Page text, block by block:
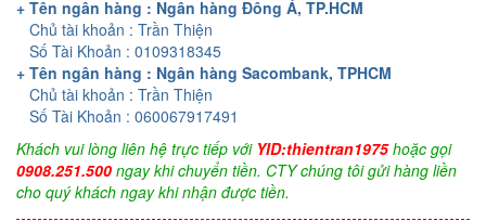
+ Tên ngân hàng : Ngân hàng Đông Á, TP.HCM
Chủ tài khoản : Trần Thiện
Số Tài Khoản : 0109318345
+ Tên ngân hàng : Ngân hàng Sacombank, TPHCM
Chủ tài khoản : Trần Thiện
Số Tài Khoản : 060067917491
Khách vui lòng liên hệ trực tiếp với YID:thientran1975hoặc gọi
0908.251.500 ngay khi chuyển tiền. CTY chúng tôi gửi hàng liền
cho quý khách ngay khi nhận được tiền.